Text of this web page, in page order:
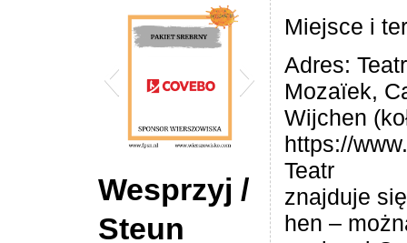
2026 Wierszowisko
Sponsor COVEBO
DE Hypotheek Shop
Tilburg
Wesprzyj /
Steun
Miejsce i
Adres: Teatr
Mozaïek,
Wijchen
https://
Teatr
znajduje
hen –